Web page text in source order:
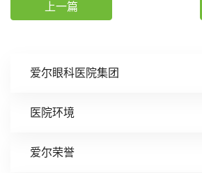
爱尔眼科医院集团
医院环境
爱尔荣誉
上一篇